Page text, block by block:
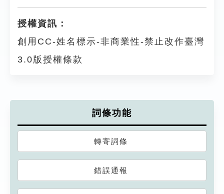
授權資訊：
創用CC-姓名標示-非商業性-禁止改作臺灣
3.0版授權條款
詞條功能
轉寄詞條
錯誤通報